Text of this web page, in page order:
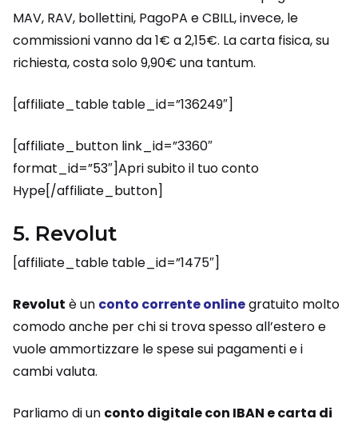
MAV, RAV, bollettini, PagoPA e CBILL, invece, le
commissioni vanno da 1€ a 2,15€. La carta fisica, su
richiesta, costa solo 9,90€ una tantum.
[affiliate_table table_id=”136249″]
[affiliate_button link_id=”3360″
format_id=”53″]Apri subito il tuo conto
Hype[/affiliate_button]
5. Revolut
[affiliate_table table_id=”1475″]
Revolut è un conto corrente onlinegratuito molto
comodo anche per chi si trova spesso all’estero e
vuole ammortizzare le spese sui pagamenti e i
cambi valuta.
Parliamo di un conto digitale con IBAN e carta di